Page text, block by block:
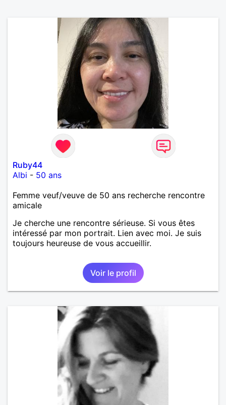
Ruby44
Albi - 50 ans
Femme veuf/veuve de 50 ans recherche rencontre
amicale
Je cherche une rencontre sérieuse. Si vous êtes
intéressé par mon portrait. Lien avec moi. Je suis
toujours heureuse de vous accueillir.
Voir le profil